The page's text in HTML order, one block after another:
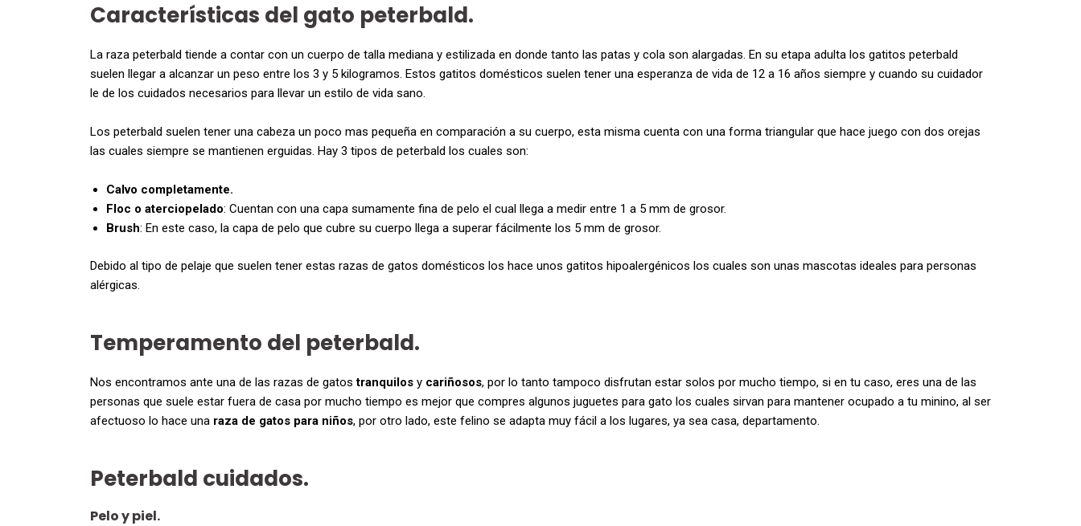
Características del gato peterbald.
La raza peterbald tiende a contar con un cuerpo de talla mediana y estilizada en donde tanto las patas y cola son alargadas. En su etapa adulta los gatitos peterbald
suelen llegar a alcanzar un peso entre los 3 y 5 kilogramos. Estos gatitos domésticos suelen tener una esperanza de vida de 12 a 16 años siempre y cuando su cuidador
le de los cuidados necesarios para llevar un estilo de vida sano.
Los peterbald suelen tener una cabeza un poco mas pequeña en comparación a su cuerpo, esta misma cuenta con una forma triangular que hace juego con dos orejas
las cuales siempre se mantienen erguidas. Hay 3 tipos de peterbald los cuales son:
Calvo completamente.
Floc o aterciopelado: Cuentan con una capa sumamente fina de pelo el cual llega a medir entre 1 a 5 mm de grosor.
Brush: En este caso, la capa de pelo que cubre su cuerpo llega a superar fácilmente los 5 mm de grosor.
Debido al tipo de pelaje que suelen tener estas razas de gatos domésticos los hace unos gatitos hipoalergénicos los cuales son unas mascotas ideales para personas
alérgicas.
Temperamento del peterbald.
Nos encontramos ante una de las razas de gatostranquilos y cariñosos, por lo tanto tampoco disfrutan estar solos por mucho tiempo, si en tu caso, eres una de las
personas que suele estar fuera de casa por mucho tiempo es mejor que compres algunos juguetes para gato los cuales sirvan para mantener ocupado a tu minino, al ser
afectuoso lo hace una raza de gatos para niños, por otro lado, este felino se adapta muy fácil a los lugares, ya sea casa, departamento.
Peterbald cuidados.
Pelo y piel.